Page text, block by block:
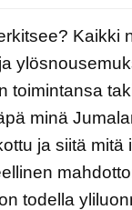
Kaikki
toimintansa
minä
ja siitä mitä
todella